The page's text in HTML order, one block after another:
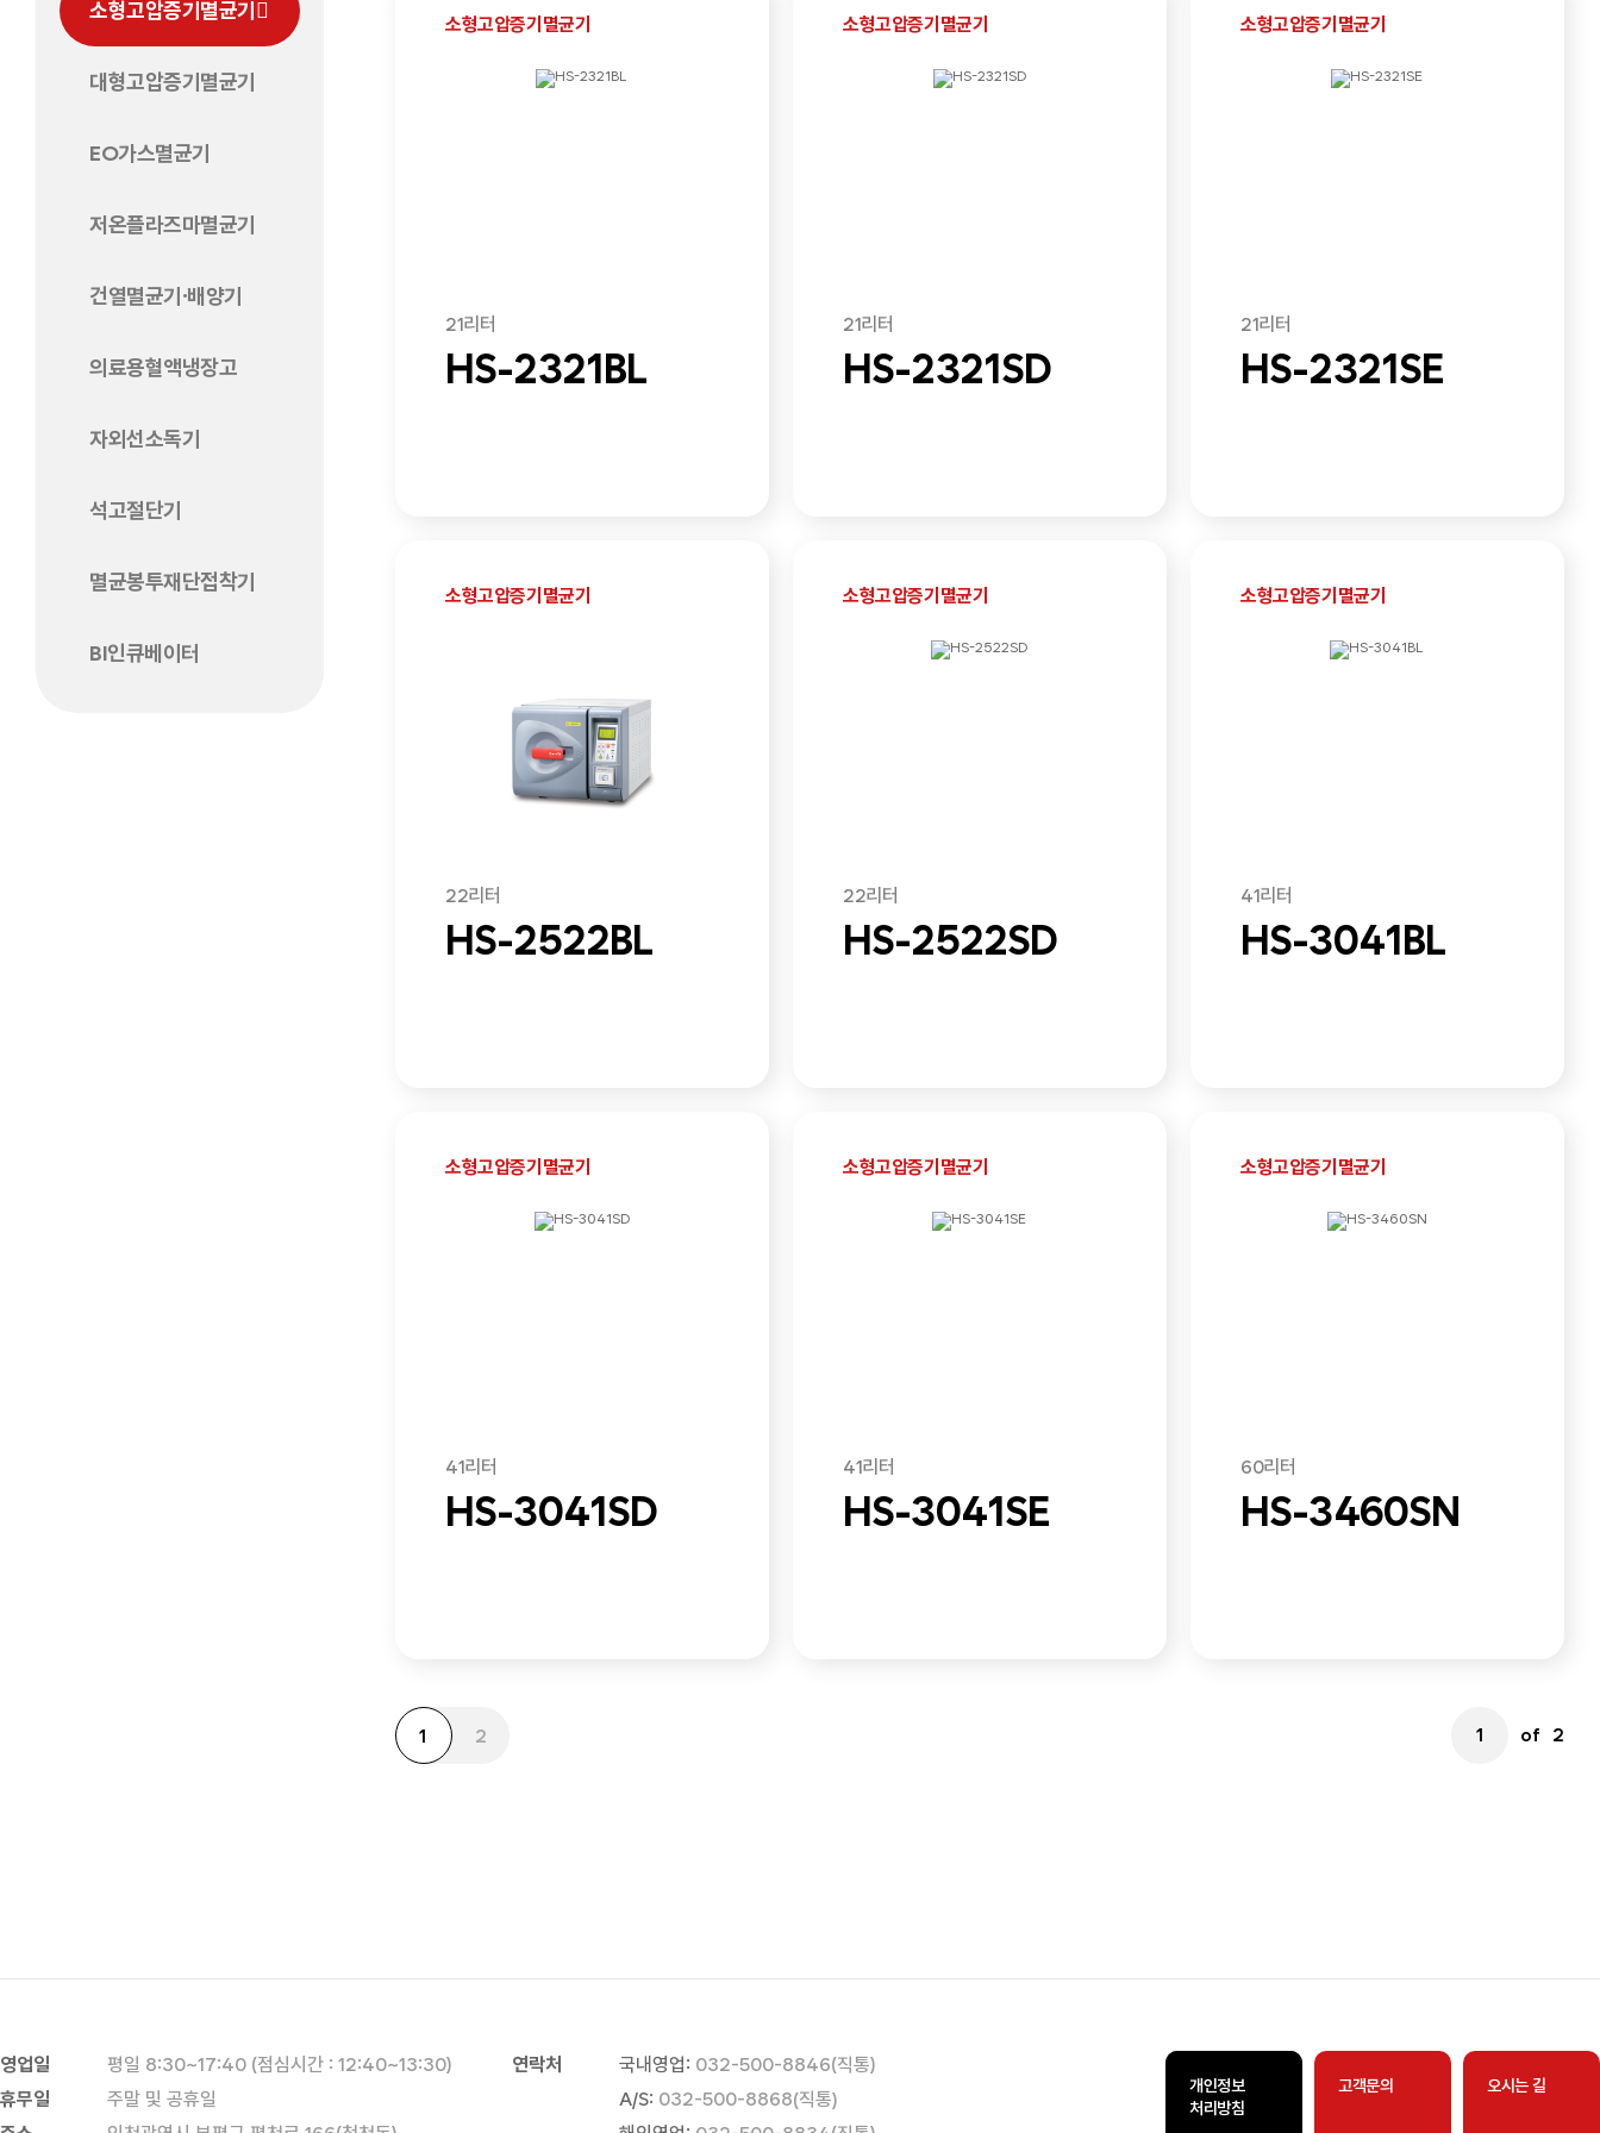
소형고압증기멸균기
대형고압증기멸균기
EO가스멸균기
저온플라즈마멸균기
건열멸균기·배양기
의료용혈액냉장고
자외선소독기
석고절단기
멸균봉투재단접착기
BI인큐베이터
소형고압증기멸균기
21리터
HS-2321BL
소형고압증기멸균기
21리터
HS-2321SD
소형고압증기멸균기
21리터
HS-2321SE
소형고압증기멸균기
22리터
HS-2522BL
소형고압증기멸균기
22리터
HS-2522SD
소형고압증기멸균기
41리터
HS-3041BL
소형고압증기멸균기
41리터
HS-3041SD
소형고압증기멸균기
41리터
HS-3041SE
소형고압증기멸균기
60리터
HS-3460SN
1 2 of 2
영업일
평일 8:30~17:40 (점심시간 : 12:40~13:30)
휴무일
주말 및 공휴일
연락처 국내영업: 032-500-8846(직통)
A/S: 032-500-8868(직통)
개인정보
처리방침
고객문의 오시는 길